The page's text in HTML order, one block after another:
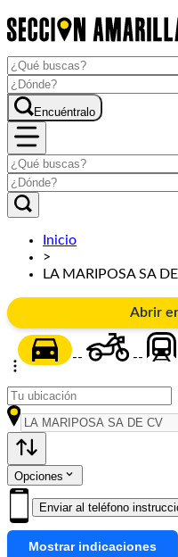
Encuéntralo
Inicio
>
LA MARIPOSA SA
Abrir
-- --
Opciones
Enviar al teléfono
Mostrar indicaciones